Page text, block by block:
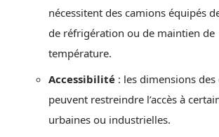
nécessitent des camions équipés
de réfrigération ou de maintien de
température.
Accessibilité : les dimensions
peuvent restreindre l’accès à
urbaines ou industrielles.